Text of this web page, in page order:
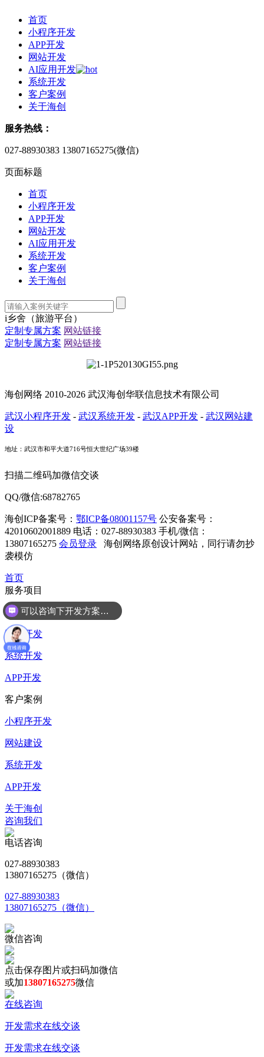
首页
小程序开发
APP开发
网站开发
AI应用开发
系统开发
客户案例
关于海创
服务热线：
027-88930383 13807165275(微信)
页面标题
首页
小程序开发
APP开发
网站开发
AI应用开发
系统开发
客户案例
关于海创
i乡舍（旅游平台）
定制专属方案 网站链接
定制专属方案 网站链接
海创网络 2010-2026 武汉海创华联信息技术有限公司
武汉小程序开发 - 武汉系统开发 - 武汉APP开发 - 武汉网站建
设
地址：武汉市和平大道716号恒大世纪广场39楼
扫描二维码加微信交谈
QQ/微信:68782765
海创ICP备案号： 鄂ICP备08001157号 公安备案号：
42010602001889 电话：027-88930383 手机/微信：
13807165275 会员登录
海创网络原创设计网站，同行请勿抄
袭模仿
首页
服务项目
小程序开发
网站开发
系统开发
APP开发
客户案例
小程序开发
网站建设
系统开发
APP开发
关于海创
咨询我们
电话咨询
027-88930383
13807165275（微信）
027-88930383
13807165275（微信）
微信咨询
点击保存图片或扫码加微信
或加13807165275微信
在线咨询
开发需求在线交谈
开发需求在线交谈
可以咨询下开发方案么？